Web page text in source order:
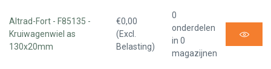
Altrad-Fort - F85135 -
Kruiwagenwiel as
130x20mm
€0,00
(Excl.
Belasting)
0
onderdelen
in 0
magazijnen